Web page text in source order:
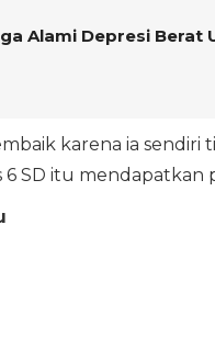
Alami Depresi Berat
karena ia
6 SD itu